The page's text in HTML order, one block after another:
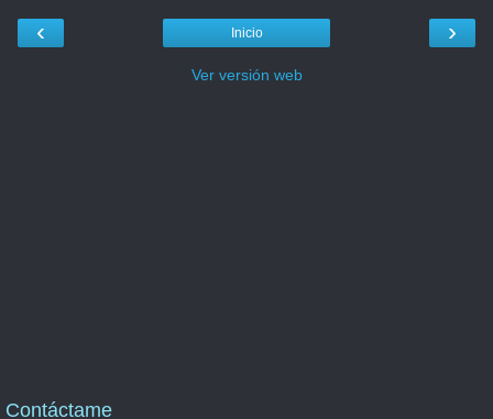
‹ ›
Inicio
Ver versión web
Contáctame